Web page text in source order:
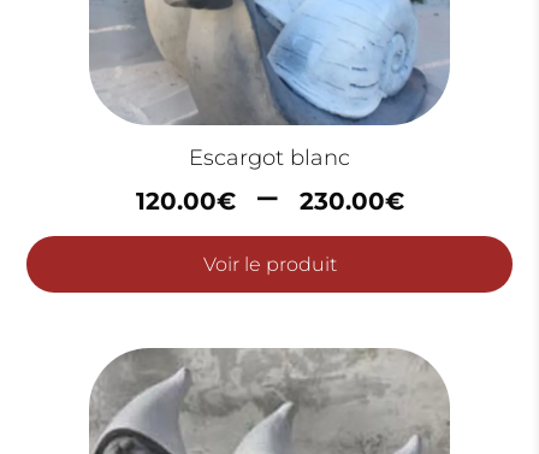
Escargot blanc
120.00€ – 230.00€Plage
de
prix :
Voir le produit